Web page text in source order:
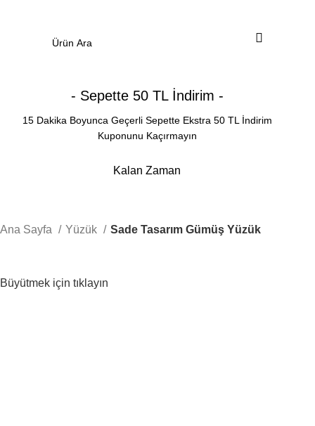
- Sepette 50 TL İndirim -
15 Dakika Boyunca Geçerli Sepette Ekstra 50 TL İndirim
Kuponunu Kaçırmayın
Kalan Zaman
Ana Sayfa Yüzük Sade Tasarım Gümüş Yüzük
Büyütmek için tıklayın